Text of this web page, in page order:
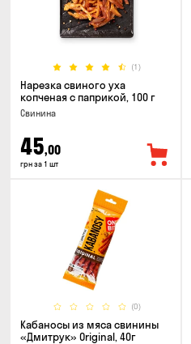
(1)
Нарезка свиного уха
копченая с паприкой, 100 г
Свинина
45,00
грн за 1 шт
(0)
Кабаносы из мяса свинины
«Дмитрук» Original, 40г